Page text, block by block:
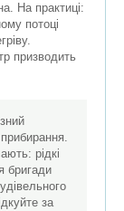
На практиці:
потоці
призводить
рідкі
бригади
за